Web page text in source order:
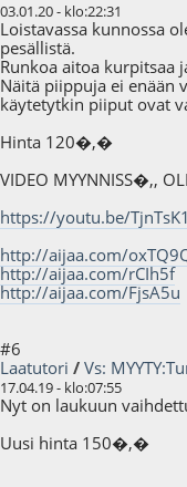
03.01.20 - klo:22:31
Loistavassa kunnossa
pesällistä.
Runkoa aitoa kurpitsaa
Näitä piippuja ei enään
käytetytkin piiput ovat
Hinta 120�,�
VIDEO MYYNNISS�,,
https://youtu.be/
http://aijaa.com/
http://aijaa.com/rCIh5f
http://aijaa.com/FjsA5u
#6
Laatutori / Vs:
17.04.19 - klo:07:55
Nyt on laukuun
Uusi hinta 150�,�